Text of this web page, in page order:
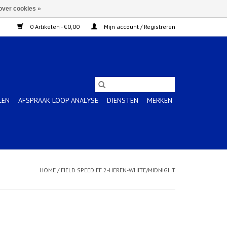
0 Artikelen - €0,00 Mijn account / Registreren
AFSPRAAK LOOP ANALYSE DIENSTEN MERKEN
HOME / FIELD SPEED FF 2-HEREN-WHITE/MIDNIGHT
cookies »